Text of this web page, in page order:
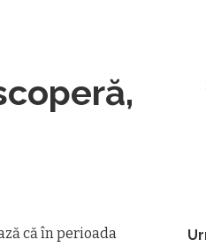
că în perioada